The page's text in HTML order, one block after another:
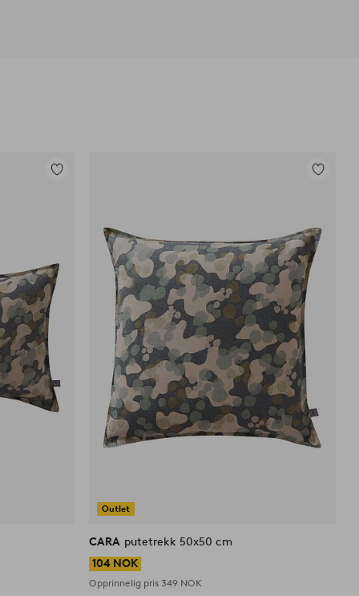
Legg
Outlet
Legg
CARA putetrekk 50x50 cm
104 NOK
Opprinnelig pris349 NOK